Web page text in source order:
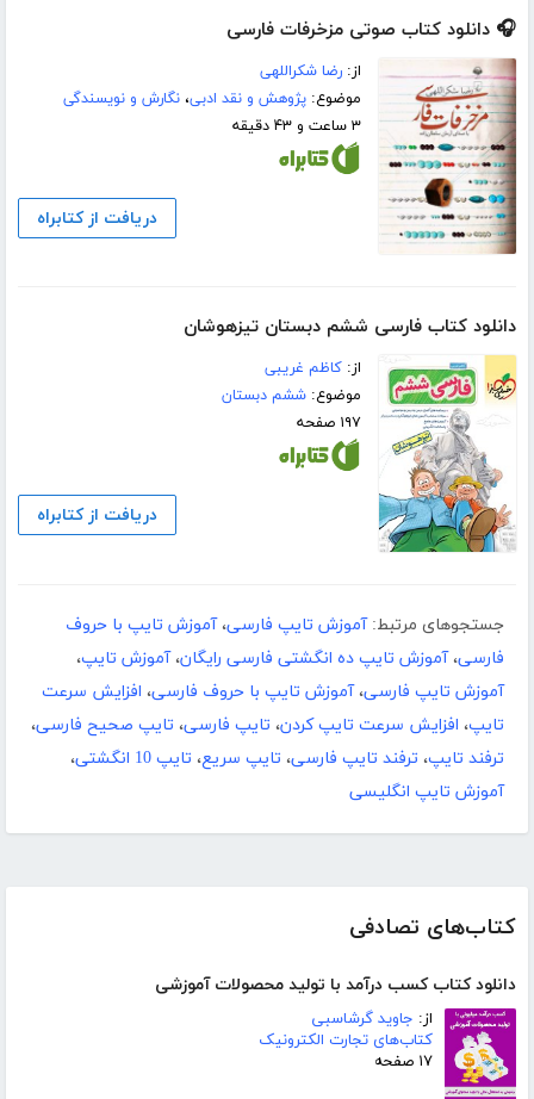
کتاب‌های تصادفی
دانلود کتاب کسب درآمد با تولید محصولات آموزشی
از: جاوید گرشاسبی
کتاب‌های تجارت الکترونیک
۱۷ صفحه
🎧 دانلود کتاب صوتی مزخرفات فارسی
از:رضا شکراللهی
موضوع:پژوهش و نقد ادبی،نگارش و نویسندگی
۳ ساعت و ۴۳ دقیقه
دریافت از کتابراه
دانلود کتاب فارسی ششم دبستان تیزهوشان
از:کاظم غریبی
موضوع:ششم دبستان
۱۹۷ صفحه
دریافت از کتابراه
جستجوهای مرتبط: آموزش تایپ فارسی،آموزش تایپ با حروف
فارسی،آموزش تایپ ده انگشتی فارسی رایگان،آموزش تایپ،
آموزش تایپ فارسی،آموزش تایپ با حروف فارسی، افزایش سرعت
تایپ، افزایش سرعت تایپ کردن، تایپ فارسی، تایپ صحیح فارسی،
ترفند تایپ، ترفند تایپ فارسی، تایپ سریع، تایپ 10 انگشتی
،
آموزش تایپ انگلیسی